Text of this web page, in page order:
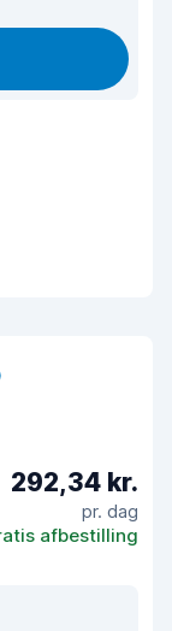
292,34 kr.
pr. dag
afbestilling